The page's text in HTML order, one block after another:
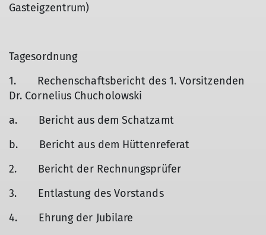
Gasteigzentrum)
Tagesordnung
1. Rechenschaftsbericht des 1. Vorsitzenden
Dr. Cornelius Chucholowski
a. Bericht aus dem Schatzamt
b. Bericht aus dem Hüttenreferat
2. Bericht der Rechnungsprüfer
3. Entlastung des Vorstands
4. Ehrung der Jubilare